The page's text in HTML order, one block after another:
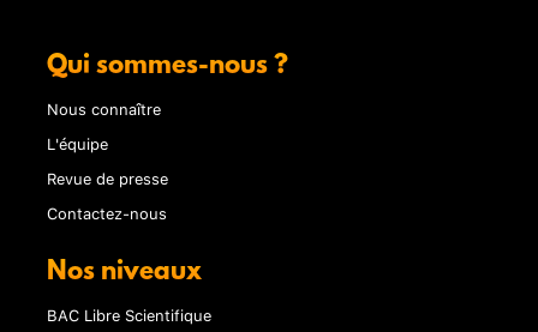
Qui sommes-nous ?
Nous connaître
L'équipe
Revue de presse
Contactez-nous
Nos niveaux
BAC Libre Scientifique